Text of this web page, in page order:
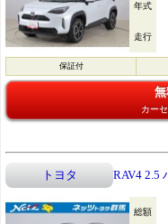
年式
走行
保証付
カー
トヨタ RAV4 2.5
総額